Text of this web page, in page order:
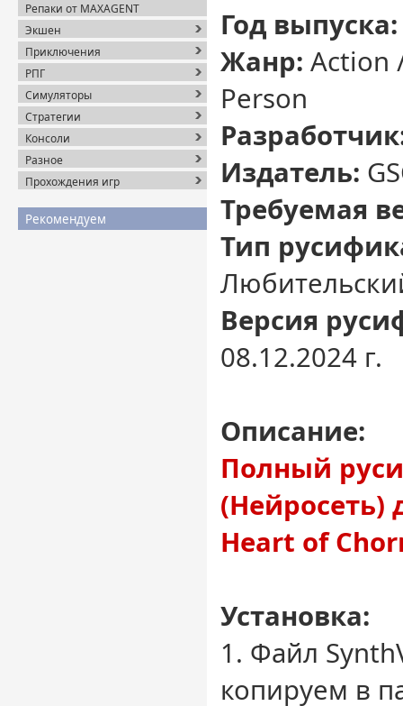
Репаки от MAXAGENT
Экшен
Приключения
РПГ
Симуляторы
Стратегии
Консоли
Разное
Прохождения игр
Рекомендуем
Год выпуска:
Жанр: Action
Person
Издатель:
Требуемая
Тип
Версия
08.12.2024 г.
Описание:
Полный
(Нейросеть)
Heart of
Установка:
1. Файл
копируем в